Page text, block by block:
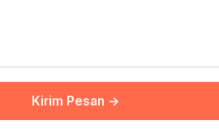
Kirim Pesan →